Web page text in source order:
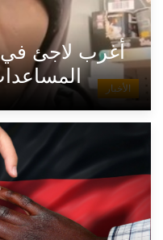
الأخبار
أغرب لاجئ